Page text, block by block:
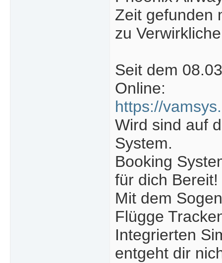
Zeit gefunden
zu
Seit dem
Online:
https://
Wird sind auf
System.
Booking
für dich Bereit!
Mit dem
Flügge
Integrierten
entgeht dir